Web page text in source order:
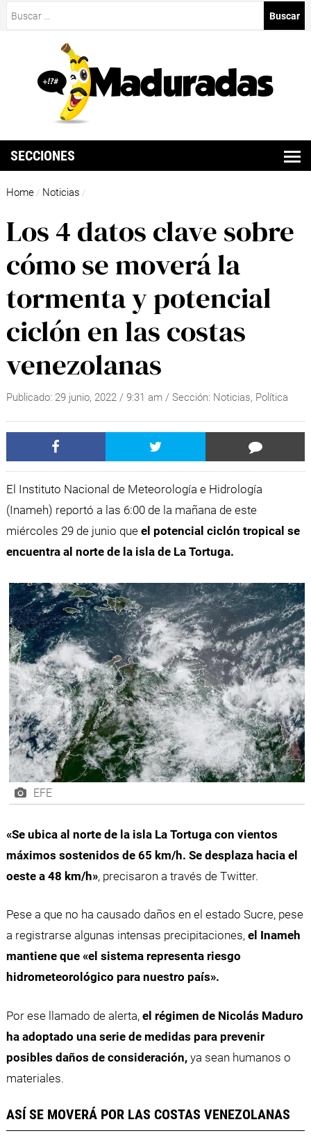
SECCIONES
Home / Noticias /
Los 4 datos clave sobre
cómo se moverá la
tormenta y potencial
ciclón en las costas
venezolanas
Publicado: 29 junio, 2022/ 9:31 am / Sección: Noticias, Política
El Instituto Nacional de Meteorología e Hidrología
(Inameh) reportó a las 6:00 de la mañana de este
miércoles 29 de junio que el potencial ciclón tropical se
encuentra al norte de la isla de La Tortuga.
EFE
«Se ubica al norte de la isla La Tortuga con vientos
máximos sostenidos de 65 km/h. Se desplaza hacia el
oeste a 48 km/h», precisaron a través de Twitter.
Pese a que no ha causado daños en el estado Sucre, pese
a registrarse algunas intensas precipitaciones, el Inameh
mantiene que «el sistema representa riesgo
hidrometeorológico para nuestro país».
Por ese llamado de alerta,el régimen de Nicolás Maduro
ha adoptado una serie de medidas para prevenir
posibles daños de consideración,ya sean humanos o
materiales.
ASÍ SE MOVERÁ POR LAS COSTAS VENEZOLANAS